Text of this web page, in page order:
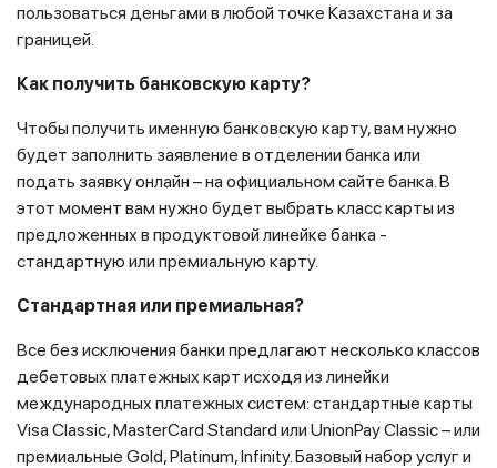
пользоваться деньгами в любой точке Казахстана и за
границей.
Как получить банковскую карту?
Чтобы получить именную банковскую карту, вам нужно
будет заполнить заявление в отделении банка или
подать заявку онлайн – на официальном сайте банка. В
этот момент вам нужно будет выбрать класс карты из
предложенных в продуктовой линейке банка -
стандартную или премиальную карту.
Стандартная или премиальная?
Все без исключения банки предлагают несколько классов
дебетовых платежных карт исходя из линейки
международных платежных систем: стандартные карты
Visa Classic, MasterCard Standard или UnionPay Classic – или
премиальные Gold, Platinum, Infinity. Базовый набор услуг и